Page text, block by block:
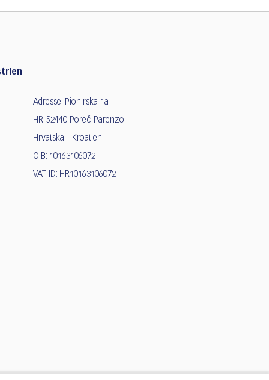
Adresse: Pionirska 1a
HR-52440 Poreč-Parenzo
Hrvatska - Kroatien
OIB: 10163106072
VAT ID: HR10163106072